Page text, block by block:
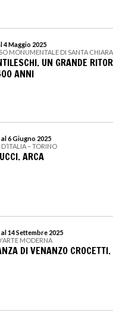
4 Maggio 2025
MONUMENTALE DI SANTA CHIARA
UN GRANDE
ANNI
6 Giugno 2025
D’ITALIA – TORINO
ARCA
14 Settembre 2025
MODERNA
DI VENANZO